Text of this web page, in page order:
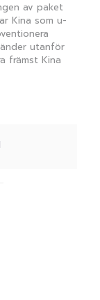
av paket
Kina som u-
utanför
främst Kina